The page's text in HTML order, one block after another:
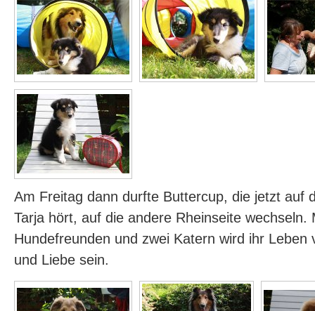
Am Freitag dann durfte Buttercup, die jetzt auf
Tarja hört, auf die andere Rheinseite wechseln.
Hundefreunden und zwei Katern wird ihr Leben
und Liebe sein.